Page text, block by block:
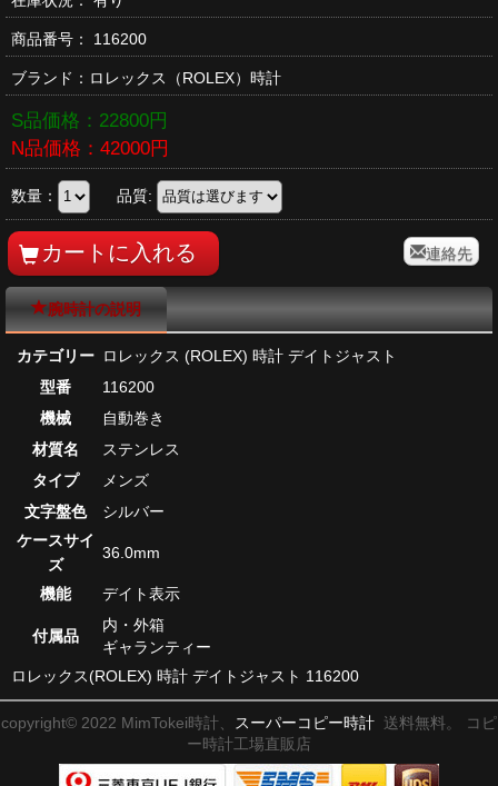
商品番号： 116200
ブランド： ロレックス （ROLEX）時計
S品価格： 22800円
N品価格： 42000円
数量： 品質:
連絡先
腕時計の説明
カテゴリー ロレックス (ROLEX) 時計 デイトジャスト
型番
116200
機械
自動巻き
材質名
ステンレス
タイプ
メンズ
文字盤色
シルバー
ケースサイ
ズ
36.0mm
機能 デイト表示
付属品
内・外箱
ギャランティー
ロレックス(ROLEX) 時計 デイトジャスト 116200
copyright© 2022 MimTokei時計、 スーパーコピー時計 送料無料。 コピ
ー時計工場直販店